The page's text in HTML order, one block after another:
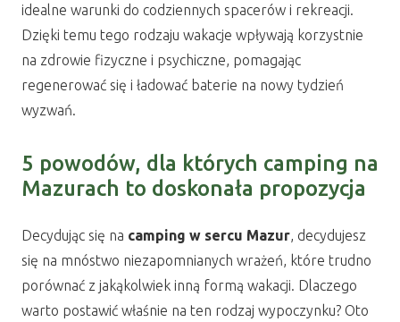
idealne warunki do codziennych spacerów i rekreacji.
Dzięki temu tego rodzaju wakacje wpływają korzystnie
na zdrowie fizyczne i psychiczne, pomagając
regenerować się i ładować baterie na nowy tydzień
wyzwań.
5 powodów, dla których camping na
Mazurach to doskonała propozycja
Decydując się na camping w sercu Mazur, decydujesz
się na mnóstwo niezapomnianych wrażeń, które trudno
porównać z jakąkolwiek inną formą wakacji. Dlaczego
warto postawić właśnie na ten rodzaj wypoczynku? Oto